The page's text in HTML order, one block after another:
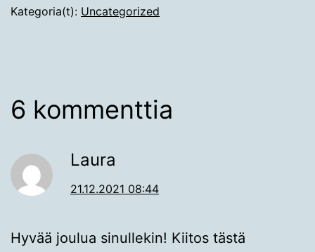
Kategoria(t): Uncategorized
6 kommenttia
Laura
21.12.2021 08:44
Hyvää joulua sinullekin! Kiitos tästä